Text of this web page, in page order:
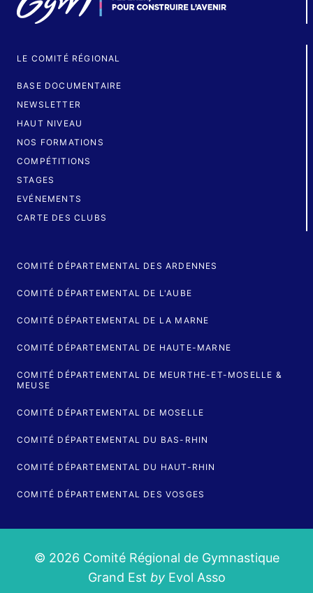
LE COMITÉ RÉGIONAL
BASE DOCUMENTAIRE
NEWSLETTER
HAUT NIVEAU
NOS FORMATIONS
COMPÉTITIONS
STAGES
EVÉNEMENTS
CARTE DES CLUBS
COMITÉ DÉPARTEMENTAL DES ARDENNES
COMITÉ DÉPARTEMENTAL DE L'AUBE
COMITÉ DÉPARTEMENTAL DE LA MARNE
COMITÉ DÉPARTEMENTAL DE HAUTE-MARNE
COMITÉ DÉPARTEMENTAL DE MEURTHE-ET-MOSELLE &
MEUSE
COMITÉ DÉPARTEMENTAL DE MOSELLE
COMITÉ DÉPARTEMENTAL DU BAS-RHIN
COMITÉ DÉPARTEMENTAL DU HAUT-RHIN
COMITÉ DÉPARTEMENTAL DES VOSGES
© 2026 Comité Régional de Gymnastique
Grand Est byEvol Asso